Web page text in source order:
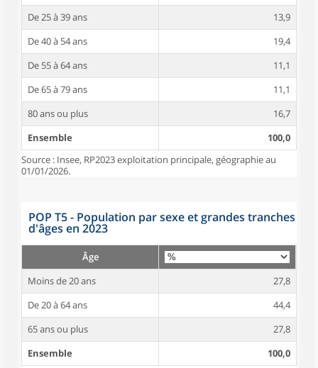
De 25 à 39 ans
13,9
De 40 à 54 ans
19,4
De 55 à 64 ans
11,1
De 65 à 79 ans
11,1
80 ans ou plus
16,7
Ensemble
100,0
Source : Insee, RP2023 exploitation principale, géographie au
01/01/2026.
POP T5 - Population par sexe et grandes tranches
d'âges en 2023
Âge
Moins de 20 ans
27,8
De 20 à 64 ans
44,4
65 ans ou plus
27,8
Ensemble
100,0